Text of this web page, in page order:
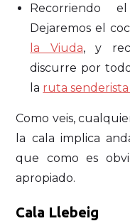
Recorriendo
Dejaremos el
la Viuda, y
discurre por
la ruta senderista
Como veis,
la cala implica
que como es
apropiado.
Cala Llebeig